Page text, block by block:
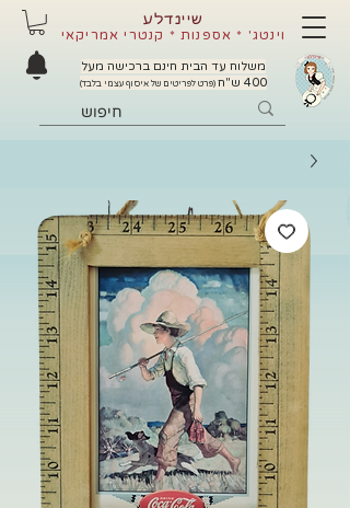
שיינדלע
וינטג' * אספנות * קנטרי אמריקאי
משלוח עד הבית חינם ברכישה מעל
400 ש"ח
(פרט לפריטים של איסוף עצמי בלבד)